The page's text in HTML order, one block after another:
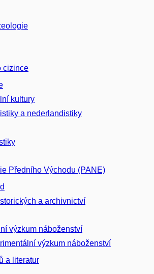
cizince
kultury
a nederlandistiky
Předního Východu (PANE)
a archivnictví
výzkum náboženství
výzkum náboženství
a literatur